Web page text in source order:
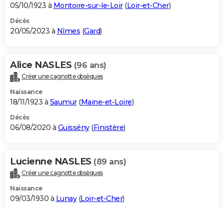
GUIDES D'ACHAT
BONS PLANS
Carte de Noël
Carte Bonne année
Carte Saint-Valentin
Carte Pâques
Carte d'anniversaire
DICTIONNAIRE
Dictionnaire
Biographies
Citations
Expressions
Proverbes
PROGRAMME TV
S'inscrire
Se connecter
Lycées
Collèges
Primaires
Universités
Entreprises
Service militaire
Avis de recherche
AVIS DE DÉCÈS
Bricolage
Lifestyle
Culture
Sport
Auto
Television
Voyage
Cinema
05/10/1923 à Montoire-sur-le-Loir(Loir-et-Cher)
Décès
20/05/2023 à Nîmes (Gard)
Alice NASLES (96 ans)
Créer une cagnotte obsèques
Naissance
18/11/1923 à Saumur(Maine-et-Loire)
Décès
06/08/2020 à Guissény(Finistère)
Lucienne NASLES (89 ans)
Créer une cagnotte obsèques
Naissance
09/03/1930 à Lunay(Loir-et-Cher)